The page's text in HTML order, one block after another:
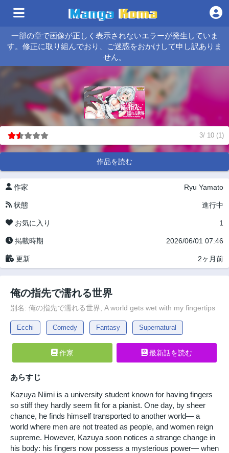
一部の章で画像が正しく表示されないエラーが発生していま
す。修正に取り組んでおり、ご迷惑をおかけして申し訳ありま
せん。
3/ 10 (1)
作品を読む
作家 Ryu Yamato
状態 進行中
お気に入り 1
掲載時期 2026/06/01 07:46
更新 2ヶ月前
俺の指先で濡れる世界
別名: 俺の指先で濡れる世界, A world gets wet with my fingertips
Ecchi Comedy Fantasy Supernatural
作家 最新話を読む
あらすじ
Kazuya Niimi is a university student known for having fingers
so stiff they hardly seem fit for a pianist. One day, by sheer
chance, he finds himself transported to another world— a
world where men are not treated as people, and women reign
supreme. However, Kazuya soon notices a strange change in
his body: his fingers now possess a mysterious power— when